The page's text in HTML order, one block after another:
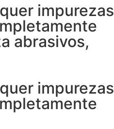
impurezas
abrasivos,
impurezas